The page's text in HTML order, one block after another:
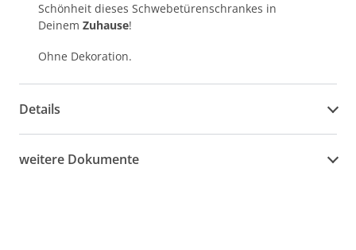
Schönheit dieses Schwebetürenschrankes in
Deinem Zuhause!
Ohne Dekoration.
Details
weitere Dokumente